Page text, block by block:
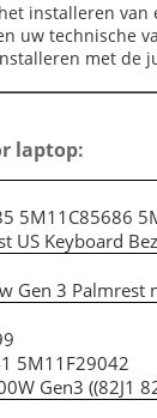
installeren
uw technische
met de
laptop:
5M11C85686
US Keyboard
Gen 3 Palmrest
5M11F29042
Gen3 ((82J1